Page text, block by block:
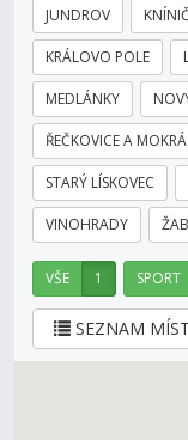
JUNDROV
KRÁLOVO POLE
MEDLÁNKY
ŘEČKOVICE A
STARÝ LÍSKOVEC
VINOHRADY
VŠE 1 SPORT
SEZNAM MÍST